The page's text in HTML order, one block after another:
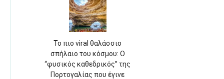
Το πιο viral θαλάσσιο
σπήλαιο του κόσμου: Ο
“φυσικός καθεδρικός” της
Πορτογαλίας που έγινε